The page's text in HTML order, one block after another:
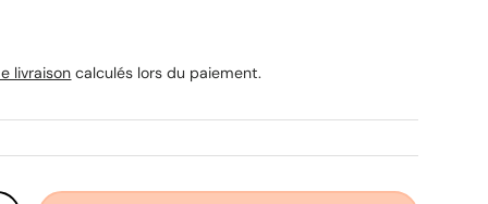
livraison calculés lors du paiement.